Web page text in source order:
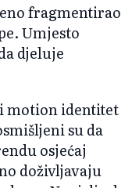
fragmentirao
Umjesto
djeluje
motion identitet
su da
osjećaj
doživljavaju